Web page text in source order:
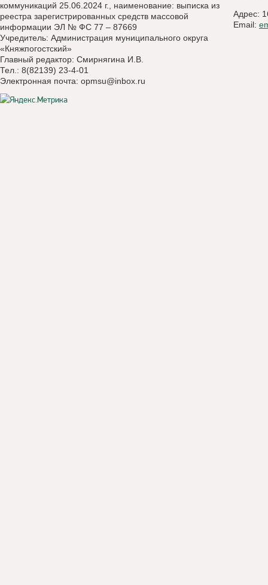
коммуникаций 25.06.2024 г., наименование: выписка из
реестра зарегистрированных средств массовой
информации ЭЛ № ФС 77 – 87669
Учредитель: Администрация муниципального округа
«Княжпогостский»
Главный редактор: Смирнягина И.В.
Тел.: 8(82139) 23-4-01
Электронная почта: opmsu@inbox.ru
Адрес:
Email: